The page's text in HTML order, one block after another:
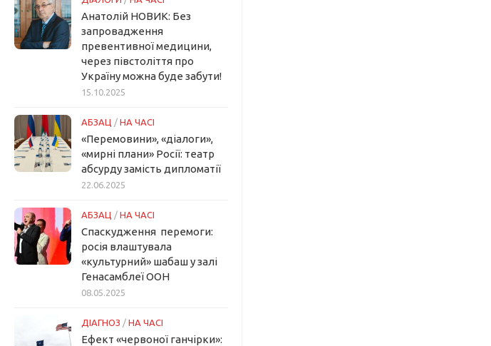
Анатолій НОВИК: Без
запровадження
превентивної медицини,
через півстоліття про
Україну можна буде забути!
15.10.2025
АБЗАЦ / НА ЧАСІ
«Перемовини», «діалоги»,
«мирні плани» Росії: театр
абсурду замість дипломатії
22.06.2025
АБЗАЦ / НА ЧАСІ
Спаскудження перемоги:
росія влаштувала
«культурний» шабаш у залі
Генасамблеї ООН
08.05.2025
ДІАГНОЗ / НА ЧАСІ
Ефект «червоної ганчірки»: